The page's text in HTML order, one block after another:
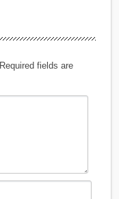
Required fields are